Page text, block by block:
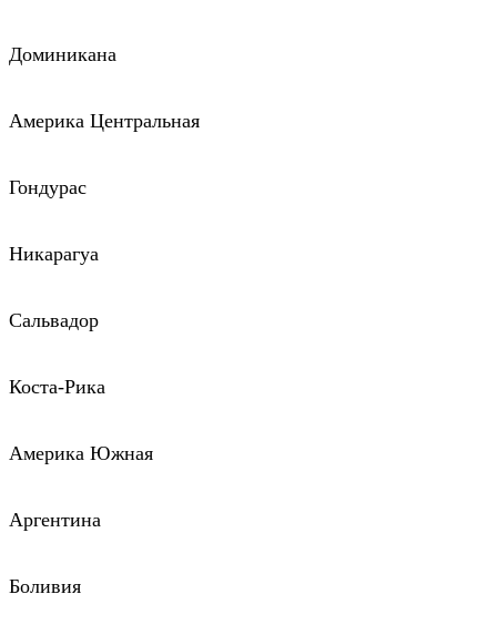
Доминикана
Америка Центральная
Гондурас
Никарагуа
Сальвадор
Коста-Рика
Америка Южная
Аргентина
Боливия